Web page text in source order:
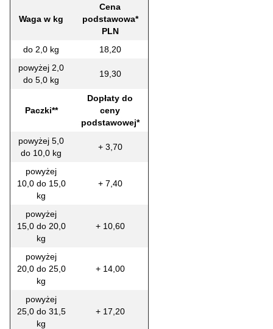
Waga w kg
Cena
podstawowa*
PLN
do 2,0 kg
18,20
powyżej 2,0
do 5,0 kg
19,30
Paczki**
Dopłaty do
ceny
podstawowej*
powyżej 5,0
do 10,0 kg
+ 3,70
powyżej
10,0 do 15,0
kg
+ 7,40
powyżej
15,0 do 20,0
kg
+ 10,60
powyżej
20,0 do 25,0
kg
+ 14,00
powyżej
25,0 do 31,5
kg
+ 17,20